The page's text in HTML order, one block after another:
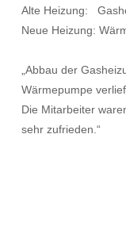
Alte Heizung:
Neue Heizung:
„Abbau der
Wärmepumpe
Die Mitarbeiter
sehr zufrieden.“